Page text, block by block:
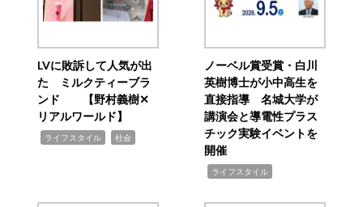
LVに敗訴して人気が出
た ミルクティーブラ
ンド 【野村義樹✕
リアルワールド】
ライフスタイル 社会
ノーベル賞受賞・白川
英樹博士が小中高生を
直接指導 名城大学が
講演会と導電性プラス
チック実験イベントを
開催
ライフスタイル